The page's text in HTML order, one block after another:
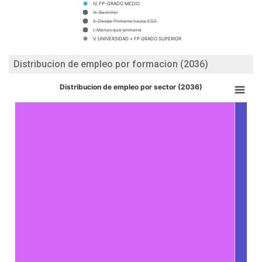
IV. FP-GRADO MEDIO
III. Bachiller
II. Desde Primaria hasta ESO
I. Menos que primaria
V. UNIVERSIDAD + FP GRADO SUPERIOR
Distribucion de empleo por formacion (2036)
Distribucion de empleo por sector (2036)